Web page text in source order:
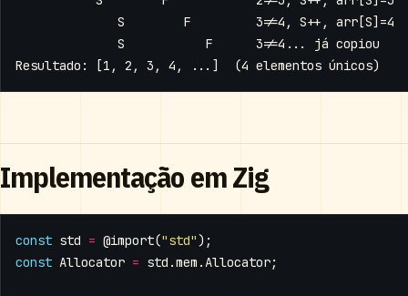
Implementação em Zig
const std = @import("std");
const Allocator = std .mem .Allocator;